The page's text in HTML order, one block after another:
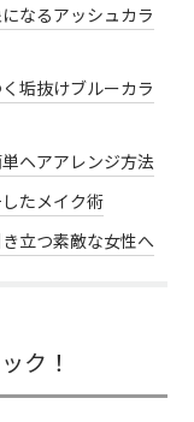
なるアッシュカラ
垢抜けブルーカラ
ヘアアレンジ方法
たメイク術
立つ素敵な女性へ
ク！